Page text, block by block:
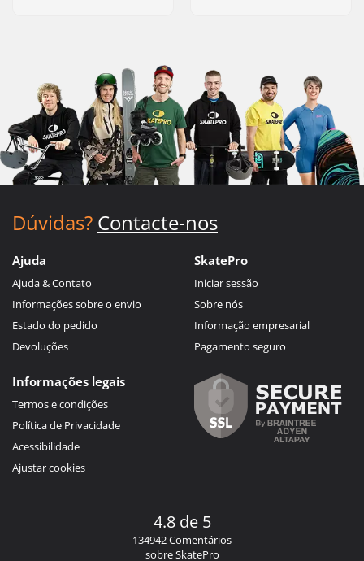
Dúvidas? Contacte-nos
Ajuda
Ajuda & Contato
Informações sobre o envio
Estado do pedido
Devoluções
SkatePro
Iniciar sessão
Sobre nós
Informação empresarial
Pagamento seguro
Informações legais
Termos e condições
Política de Privacidade
Acessibilidade
Ajustar cookies
4.8 de 5
134942 Comentários
sobre SkatePro